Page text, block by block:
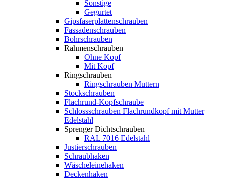
Sonstige
Gegurtet
Gipsfaserplattenschrauben
Fassadenschrauben
Bohrschrauben
Rahmenschrauben
Ohne Kopf
Mit Kopf
Ringschrauben
Ringschrauben Muttern
Stockschrauben
Flachrund-Kopfschraube
Schlossschrauben Flachrundkopf mit Mutter
Edelstahl
Sprenger Dichtschrauben
RAL 7016 Edelstahl
Justierschrauben
Schraubhaken
Wäscheleinehaken
Deckenhaken